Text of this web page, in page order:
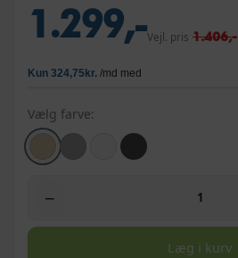
1.299,-Vejl. pris 1.406,-
Vælg farve:
−
Læg i kurv